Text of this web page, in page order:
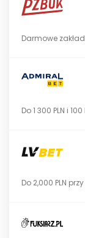
Darmowe
Do 1 300 PLN i
Do 2,000 PLN